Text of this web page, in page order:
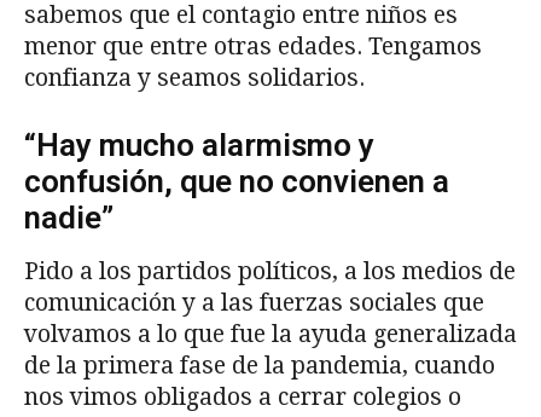
sabemos que el contagio entre niños es
menor que entre otras edades. Tengamos
confianza y seamos solidarios.
“Hay mucho alarmismo y
confusión, que no convienen a
nadie”
Pido a los partidos políticos, a los medios de
comunicación y a las fuerzas sociales que
volvamos a lo que fue la ayuda generalizada
de la primera fase de la pandemia, cuando
nos vimos obligados a cerrar colegios o